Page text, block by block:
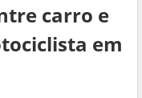
carro e
em